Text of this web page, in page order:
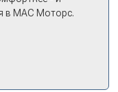
в МАС Моторс.
Прям не
в трейд-ин